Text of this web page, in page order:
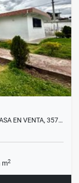
EN VENTA, 357…
m2